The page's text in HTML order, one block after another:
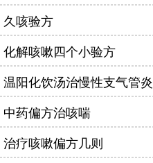
久咳验方
化解咳嗽四个小验方
温阳化饮汤治慢性支气管炎
中药偏方治咳喘
治疗咳嗽偏方几则